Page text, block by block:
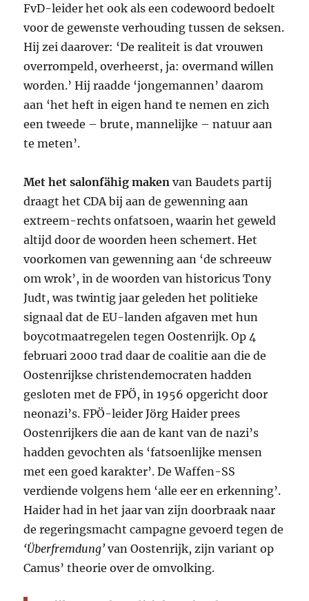
FvD-leider het ook als een codewoord bedoelt
voor de gewenste verhouding tussen de seksen.
Hij zei daarover: ‘De realiteit is dat vrouwen
overrompeld, overheerst, ja: overmand willen
worden.’ Hij raadde ‘jongemannen’ daarom
aan ‘het heft in eigen hand te nemen en zich
een tweede – brute, mannelijke – natuur aan
te meten’.
Met het salonfähig maken van Baudets partij
draagt hetCDA bij aan de gewenning aan
extreem-rechts onfatsoen, waarin het geweld
altijd door de woorden heen schemert. Het
voorkomen van gewenning aan ‘de schreeuw
om wrok’, in de woorden van historicus Tony
Judt, was twintig jaar geleden het politieke
signaal dat de EU-landen afgaven met hun
boycotmaatregelen tegen Oostenrijk. Op 4
februari 2000 trad daar de coalitie aan die de
Oostenrijkse christendemocraten hadden
gesloten met deFPÖ, in 1956 opgericht door
neonazi’s.FPÖ-leider Jörg Haider prees
Oostenrijkers die aan de kant van de nazi’s
hadden gevochten als ‘fatsoenlijke mensen
met een goed karakter’. De Waffen-SS
verdiende volgens hem ‘alle eer en erkenning’.
Haider had in het jaar van zijn doorbraak naar
de regeringsmacht campagne gevoerd tegen de
‘Überfremdung’ van Oostenrijk, zijn variant op
Camus’ theorie over de omvolking.